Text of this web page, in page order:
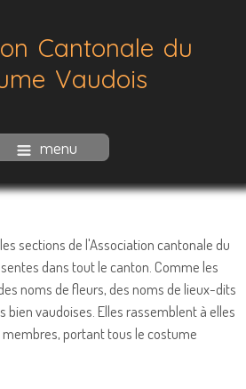
Cantonale du
Vaudois
menu
sections de l'Association cantonale du
dans tout le canton. Comme les
noms de fleurs, des noms de lieux-dits
vaudoises. Elles rassemblent à elles
portant tous le costume